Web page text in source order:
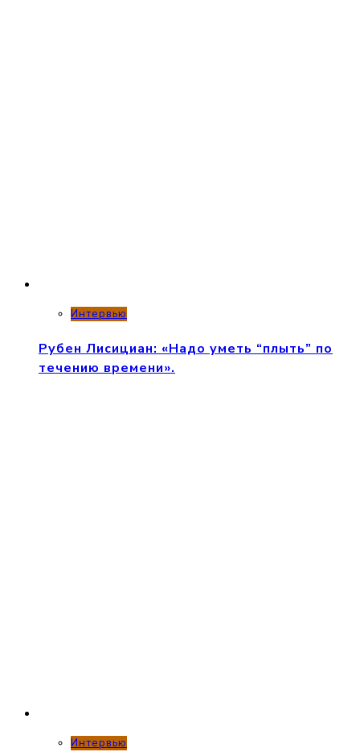
Интервью
Рубен Лисициан: «Надо уметь “плыть” по
течению времени».
Интервью